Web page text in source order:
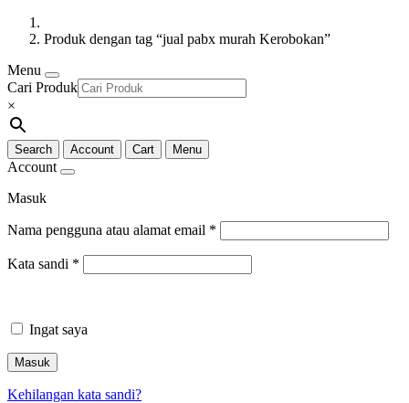
Produk dengan tag “jual pabx murah Kerobokan”
Menu
Cari Produk
×
Search Account Cart Menu
Account
Masuk
Nama pengguna atau alamat email *
Kata sandi *
Ingat saya
Masuk
Kehilangan kata sandi?